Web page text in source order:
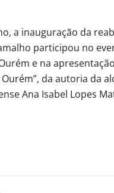
a inauguração da
participou no
e na
da autoria da
Ana Isabel Lopes